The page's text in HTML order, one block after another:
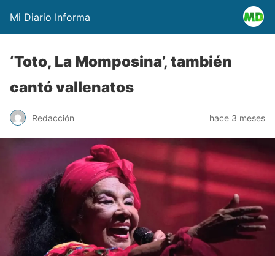
Mi Diario Informa
‘Toto, La Momposina’, también
cantó vallenatos
Redacción hace 3 meses